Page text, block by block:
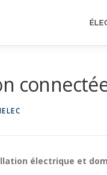
électrique et